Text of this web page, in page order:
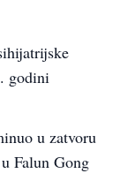
godini
u zatvoru
Falun Gong